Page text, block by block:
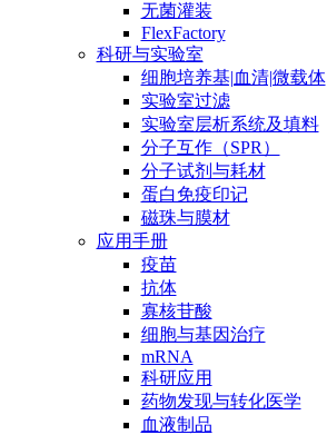
无菌灌装
FlexFactory
科研与实验室
细胞培养基|血清|微载体
实验室过滤
实验室层析系统及填料
分子互作（SPR）
分子试剂与耗材
蛋白免疫印记
磁珠与膜材
应用手册
疫苗
抗体
寡核苷酸
细胞与基因治疗
mRNA
科研应用
药物发现与转化医学
血液制品